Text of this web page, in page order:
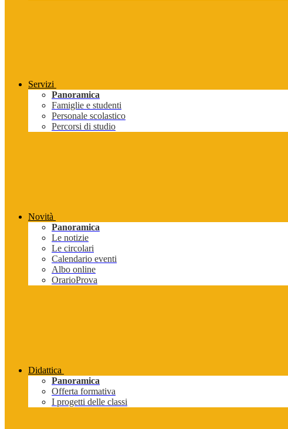
Servizi
Panoramica
Famiglie e studenti
Personale scolastico
Percorsi di studio
Novità
Panoramica
Le notizie
Le circolari
Calendario eventi
Albo online
OrarioProva
Didattica
Panoramica
Offerta formativa
I progetti delle classi